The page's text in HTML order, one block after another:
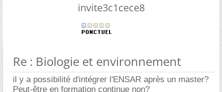
invite3c1cece8
Re : Biologie et environnement
il y a possibilité d'intégrer l'ENSAR après un master?
Peut-être en formation continue non?